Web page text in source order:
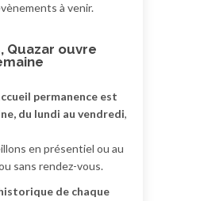
à venir.
Quazar ouvre
permanence est
du lundi au vendredi,
en présentiel ou au
sans rendez-vous.
de chaque